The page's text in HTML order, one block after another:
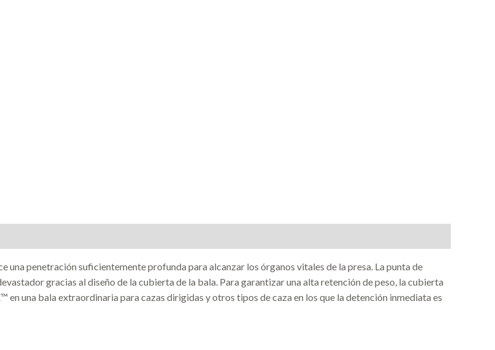
una penetración suficientemente profunda para alcanzar los órganos vitales de la presa. La punta de
gracias al diseño de la cubierta de la bala. Para garantizar una alta retención de peso, la cubierta
una bala extraordinaria para cazas dirigidas y otros tipos de caza en los que la detención inmediata es